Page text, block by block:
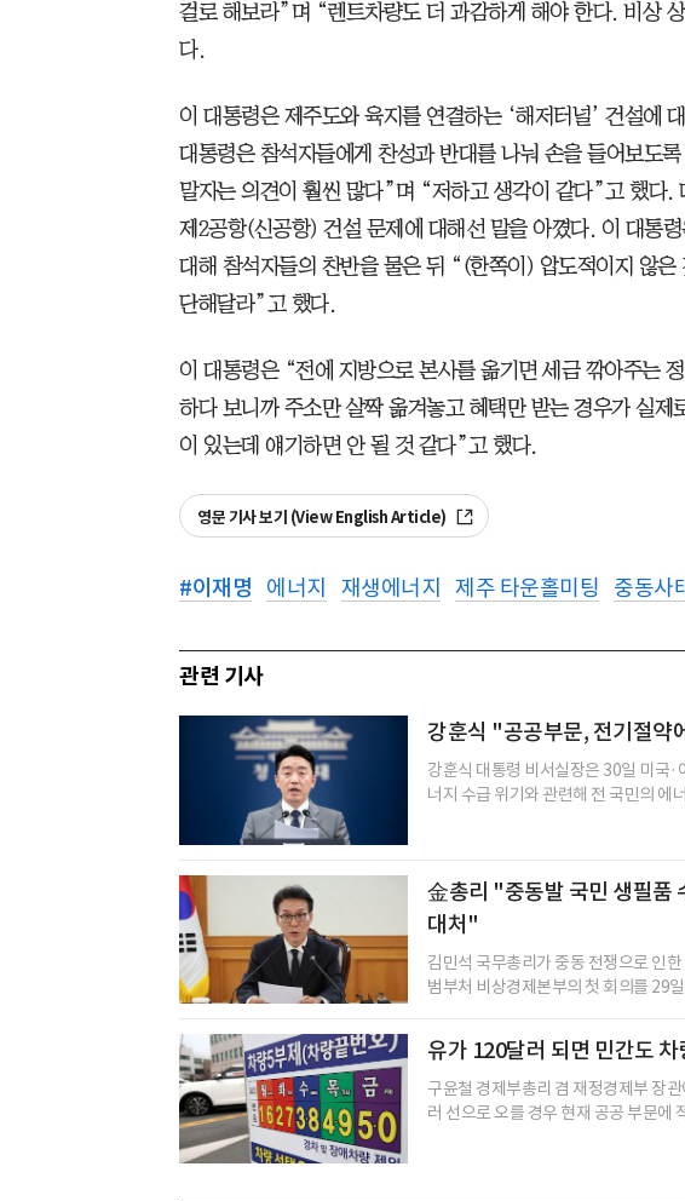
걸로 해보라”며 “렌트차량도 더 과감하게 해야 한다. 비상
다.
이 대통령은 제주도와 육지를 연결하는 ‘해저터널’ 건설에
대통령은 참석자들에게 찬성과 반대를 나눠 손을 들어보도
말자는 의견이 훨씬 많다”며 “저하고 생각이 같다”고 했다.
제2공항(신공항) 건설 문제에 대해선 말을 아꼈다. 이 대통
대해 참석자들의 찬반을 물은 뒤 “(한쪽이) 압도적이지 않
단해달라”고 했다.
이 대통령은 “전에 지방으로 본사를 옮기면 세금 깎아주는
하다 보니까 주소만 살짝 옮겨놓고 혜택만 받는 경우가 실제
이 있는데 얘기하면 안 될 것 같다”고 했다.
영문 기사 보기 (View English Article)
#이재명 에너지 재생에너지 제주 타운홀미팅 중동사
관련 기사
강훈식 "공공부문, 전기절약
강훈식 대통령 비서실장은 30일 미국·
너지 수급 위기와 관련해 전 국민의 에
金총리 "중동발 국민 생필품
대처"
김민석 국무총리가 중동 전쟁으로 인
범부처 비상경제본부의 첫 회의를 29
유가 120달러 되면 민간도 차
구윤철 경제부총리 겸 재정경제부 장
러 선으로 오를 경우 현재 공공 부문에